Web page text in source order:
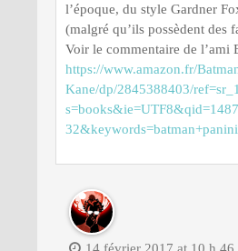
l’époque, du style Gardner
(malgré qu’ils possèdent des
Voir le commentaire de l’ami
https://www.amazon.fr/
Kane/dp/2845388403/
14 février 2017 at 10 h 46